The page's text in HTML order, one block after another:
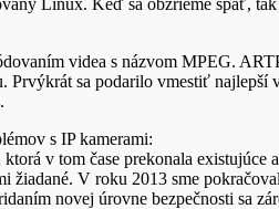
videa s názvom MPEG.
Prvýkrát sa podarilo vmestiť
s IP kamerami:
v tom čase prekonala existujúce
žiadané. V roku 2013 sme
novej úrovne bezpečnosti sa